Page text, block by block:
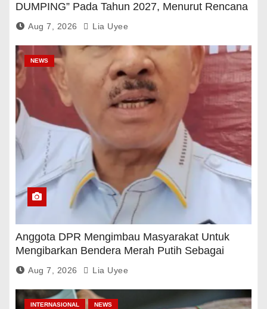
DUMPING” Pada Tahun 2027, Menurut Rencana
Pemerintah
Aug 7, 2026 Lia Uyee
NEWS
Anggota DPR Mengimbau Masyarakat Untuk
Mengibarkan Bendera Merah Putih Sebagai
Tanda Rasa Terima Kasih
Aug 7, 2026 Lia Uyee
INTERNASIONAL NEWS